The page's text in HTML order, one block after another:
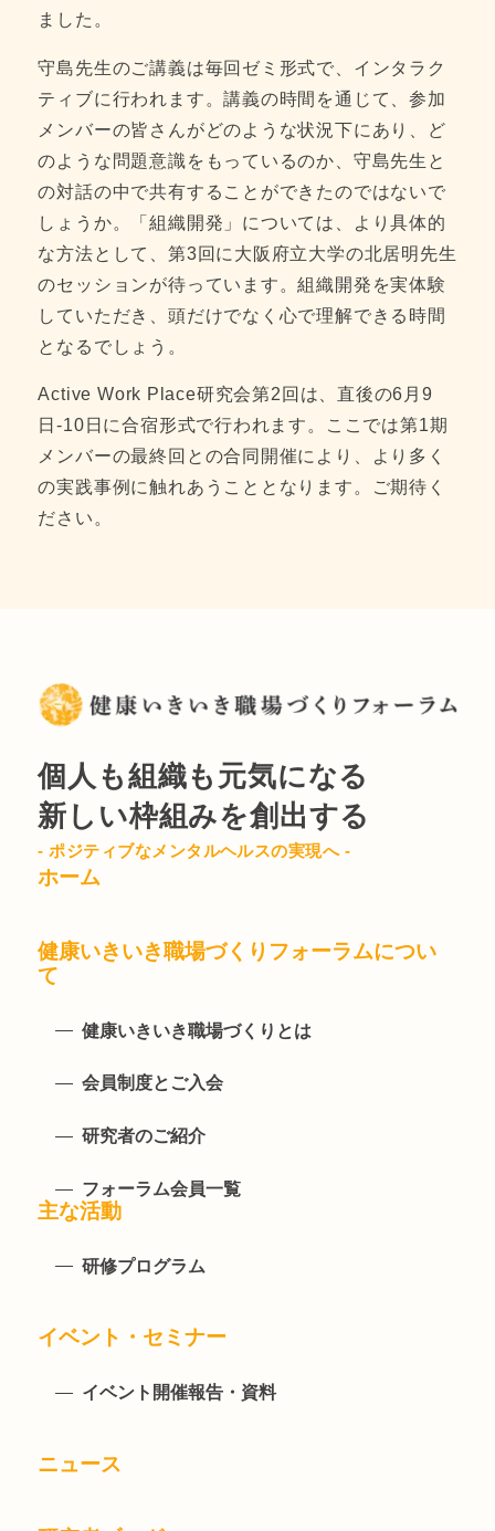
ました。
守島先生のご講義は毎回ゼミ形式で、インタラク
ティブに行われます。講義の時間を通じて、参加
メンバーの皆さんがどのような状況下にあり、ど
のような問題意識をもっているのか、守島先生と
の対話の中で共有することができたのではないで
しょうか。「組織開発」については、より具体的
な方法として、第3回に大阪府立大学の北居明先生
のセッションが待っています。組織開発を実体験
していただき、頭だけでなく心で理解できる時間
となるでしょう。
Active Work Place研究会第2回は、直後の6月9
日-10日に合宿形式で行われます。ここでは第1期
メンバーの最終回との合同開催により、より多く
の実践事例に触れあうこととなります。ご期待く
ださい。
個人も組織も元気になる
新しい枠組みを創出する
- ポジティブなメンタルヘルスの実現へ -
ホーム
健康いきいき職場づくりフォーラムについ
て
健康いきいき職場づくりとは
会員制度とご入会
研究者のご紹介
フォーラム会員一覧
主な活動
研修プログラム
イベント・セミナー
イベント開催報告・資料
ニュース